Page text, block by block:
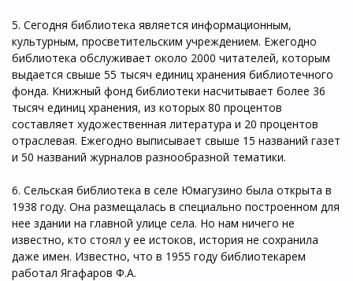
5. Сегодня библиотека является информационным,
культурным, просветительским учреждением. Ежегодно
библиотека обслуживает около 2000 читателей, которым
выдается свыше 55 тысяч единиц хранения библиотечного
фонда. Книжный фонд библиотеки насчитывает более 36
тысяч единиц хранения, из которых 80 процентов
составляет художественная литература и 20 процентов
отраслевая. Ежегодно выписывает свыше 15 названий газет
и 50 названий журналов разнообразной тематики.
6. Сельская библиотека в селе Юмагузино была открыта в
1938 году. Она размещалась в специально построенном для
нее здании на главной улице села. Но нам ничего не
известно, кто стоял у ее истоков, история не сохранила
даже имен. Известно, что в 1955 году библиотекарем
работал Ягафаров Ф.А.